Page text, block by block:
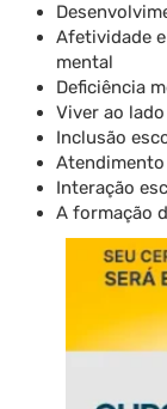
Afetividade
mental
Deficiência
Viver ao
Inclusão
Interação
A formação